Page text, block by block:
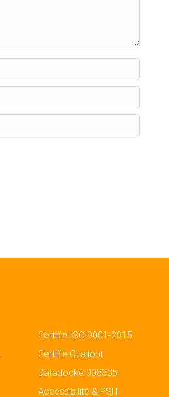
Certifié ISO 9001-2015
Certifié Qualiopi
Datadocké 008335
Accessibilité & PSH